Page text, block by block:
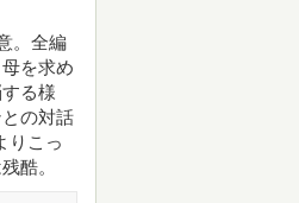
。全編
を求め
る様
の対話
りこっ
酷。